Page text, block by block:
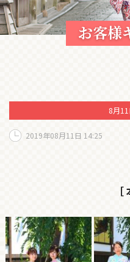
お客様
8月
2019年08月11日 14:25